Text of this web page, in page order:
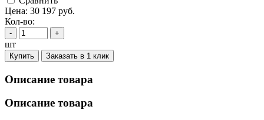
Цена: 30 197 руб.
Кол-во:
- +
шт
Купить Заказать в 1 клик
Описание товара
Описание товара